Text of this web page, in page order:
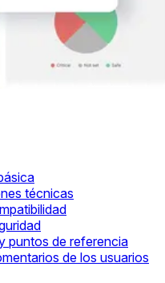
técnicas
puntos de referencia
de los usuarios